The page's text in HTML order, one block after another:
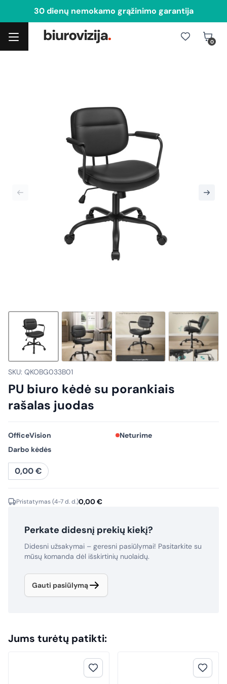
30 dienų nemokamo grąžinimo garantija
0
SKU: QKOBG033B01
PU biuro kėdė su porankiais
rašalas juodas
OfficeVision
Neturime
Darbo kėdės
0,00€
Pristatymas (4-7 d. d.)0,00€
Perkate didesnį prekių kiekį?
Didesni užsakymai – geresni pasiūlymai! Pasitarkite su
mūsų komanda dėl išskirtinių nuolaidų.
Gauti pasiūlymą
Jums turėtų patikti: